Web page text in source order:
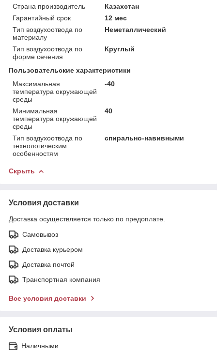
Страна производитель
Казахстан
Гарантийный срок
12 мес
Тип воздухоотвода по
материалу
Неметаллический
Тип воздухоотвода по
форме сечения
Круглый
Пользовательские характеристики
Максимальная
температура окружающей
среды
-40
Минимальная
температура окружающей
среды
40
Тип воздухоотвода по
технологическим
особенностям
спирально-навивными
Скрыть
Условия доставки
Доставка осуществляется только по предоплате.
Самовывоз
Доставка курьером
Доставка почтой
Транспортная компания
Все условия доставки
Условия оплаты
Наличными